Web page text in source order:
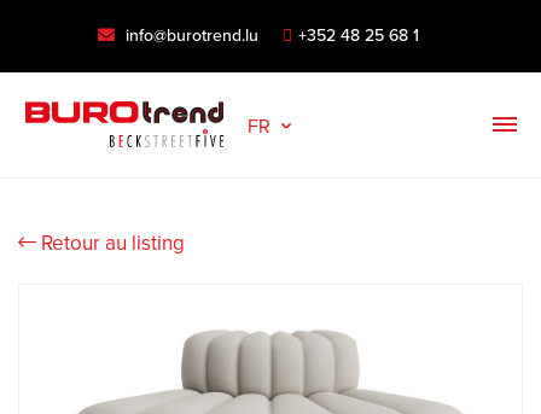
info@burotrend.lu +352 48 25 68 1
FR
Retour au listing